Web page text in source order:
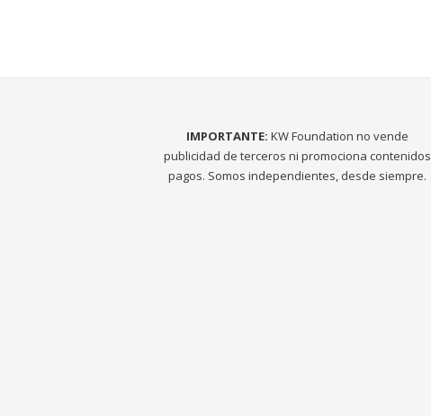
IMPORTANTE: KW Foundation no vende
publicidad de terceros ni promociona contenidos
pagos. Somos independientes, desde siempre.